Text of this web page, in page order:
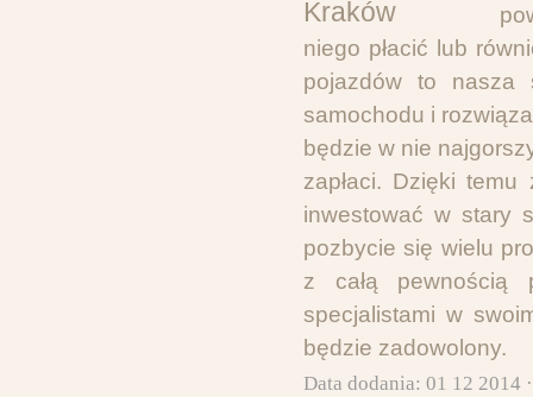
niego płacić lub
pojazdów to nasza
samochodu i
będzie w nie
zapłaci. Dzięki
inwestować w stary
pozbycie się wielu
z całą pewnością
specjalistami w
będzie zadowolony.
Data dodania: 01 12 2014